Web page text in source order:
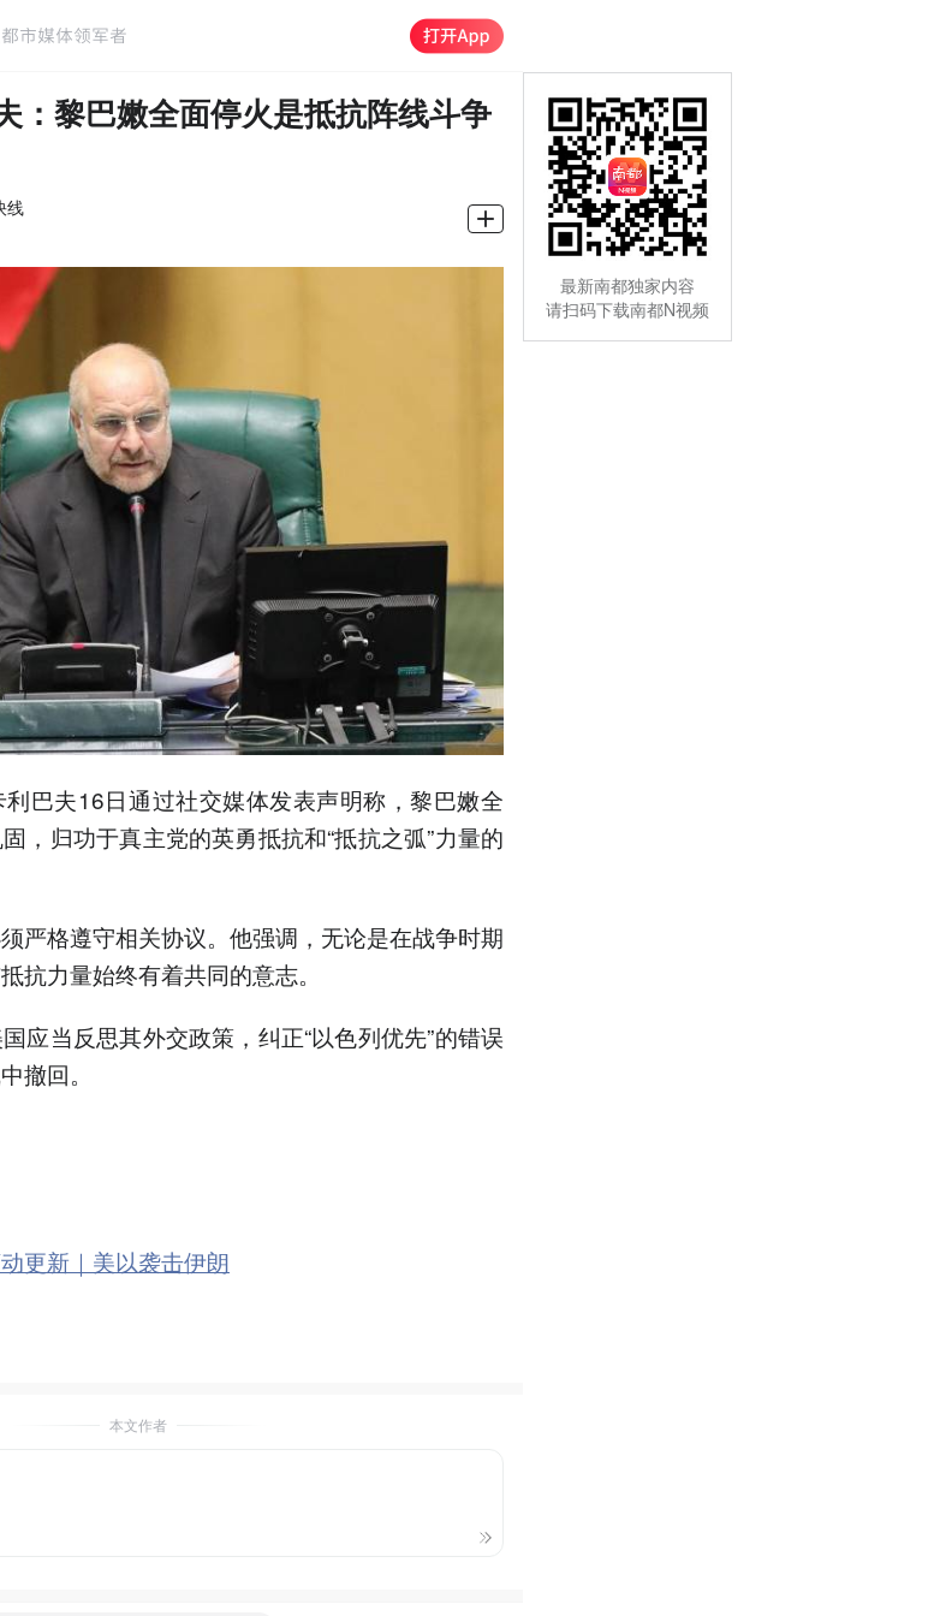
：黎巴嫩全面停火是抵抗阵线斗争
线
巴夫16日通过社交媒体发表声明称，黎巴嫩全
，归功于真主党的英勇抵抗和“抵抗之弧”力量的
严格遵守相关协议。他强调，无论是在战争时期
抗力量始终有着共同的意志。
应当反思其外交政策，纠正“以色列优先”的错误
撤回。
更新｜美以袭击伊朗
本文作者
最新南都独家内容
请扫码下载南都N视频